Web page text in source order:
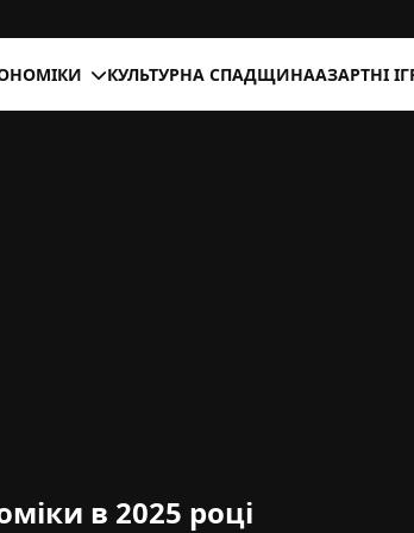
КУЛЬТУРНА СПАДЩИНААЗАРТНІ
в 2025 році